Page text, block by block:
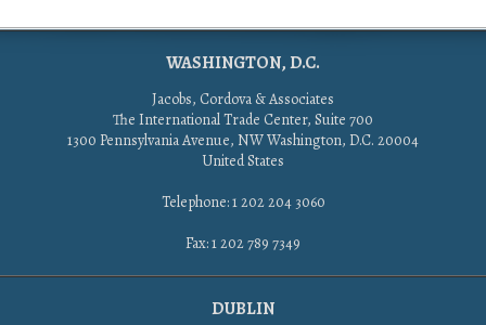
WASHINGTON, D.C.
Jacobs, Cordova & Associates
The International Trade Center, Suite 700
1300 Pennsylvania Avenue, NW Washington, D.C. 20004
United States
Telephone: 1 202 204 3060
Fax: 1 202 789 7349
DUBLIN